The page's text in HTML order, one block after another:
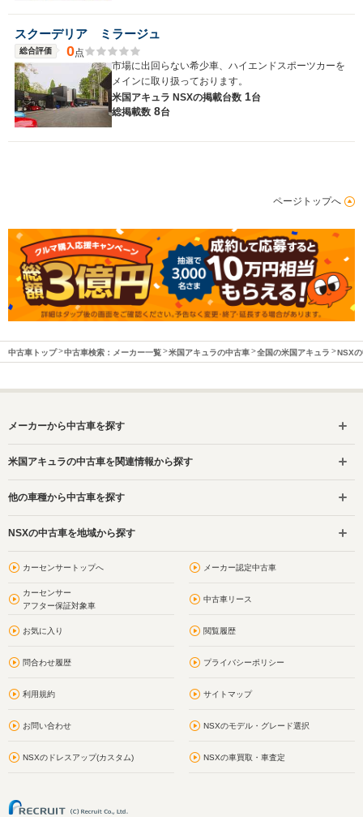
スクーデリア ミラージュ
総合評価 0点
市場に出回らない希少車、ハイエンドスポーツカーを
メインに取り扱っております。
米国アキュラ NSXの掲載台数 1台
総掲載数 8台
ページトップへ
中古車トップ 中古車検索：メーカー一覧 米国アキュラの中古車 全国の米国アキュラ NSX
メーカーから中古車を探す
米国アキュラの中古車を関連情報から探す
他の車種から中古車を探す
NSXの中古車を地域から探す
カーセンサートップへ メーカー認定中古車
カーセンサー
アフター保証対象車
中古車リース
お気に入り 閲覧履歴
問合わせ履歴 プライバシーポリシー
利用規約 サイトマップ
お問い合わせ NSXのモデル・グレード選択
NSXのドレスアップ(カスタム) NSXの車買取・車査定